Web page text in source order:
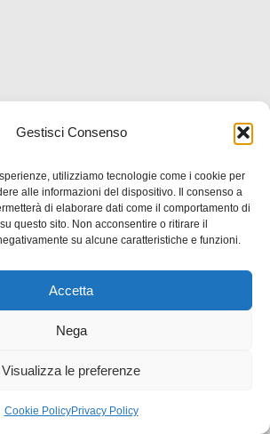
Gestisci Consenso
utilizziamo tecnologie come i cookie per
alle informazioni del dispositivo. Il consenso a
di elaborare dati come il comportamento di
questo sito. Non acconsentire o ritirare il
su alcune caratteristiche e funzioni.
Accetta
Nega
Visualizza le preferenze
Cookie PolicyPrivacy Policy